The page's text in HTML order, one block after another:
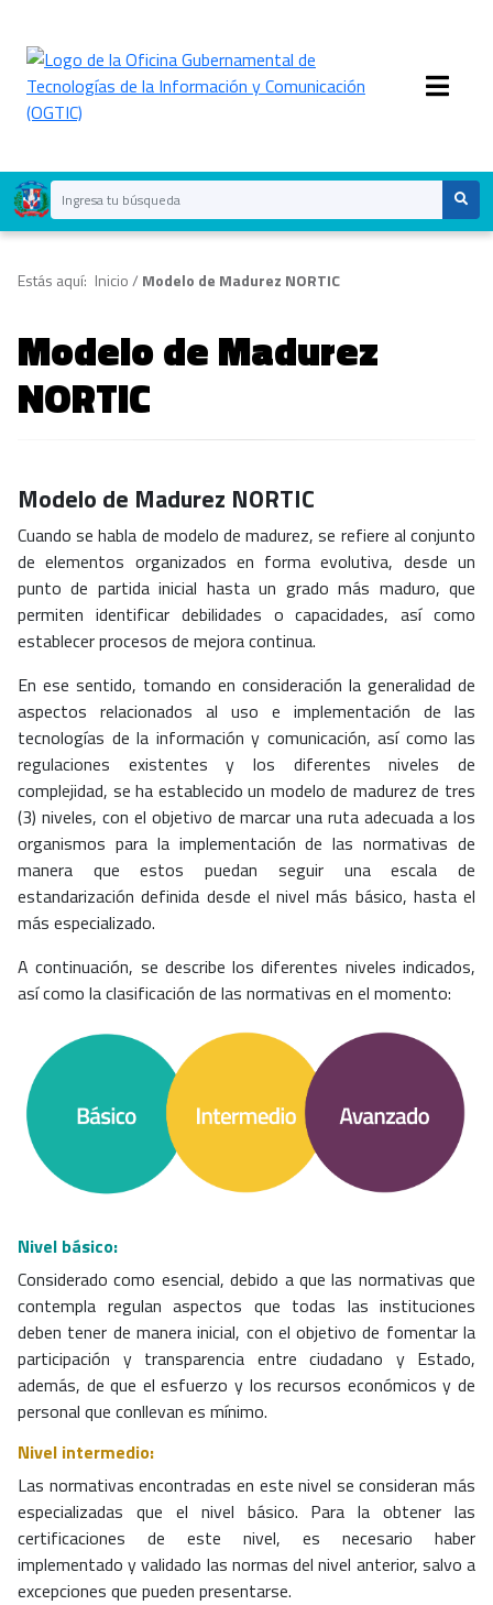
Estás aquí: Inicio/ Modelo de Madurez NORTIC
Modelo de Madurez
NORTIC
Modelo de Madurez NORTIC
Cuando se habla de modelo de madurez, se refiere al conjunto
de elementos organizados en forma evolutiva, desde un
punto de partida inicial hasta un grado más maduro, que
permiten identificar debilidades o capacidades, así como
establecer procesos de mejora continua.
En ese sentido, tomando en consideración la generalidad de
aspectos relacionados al uso e implementación de las
tecnologías de la información y comunicación, así como las
regulaciones existentes y los diferentes niveles de
complejidad, se ha establecido un modelo de madurez de tres
(3) niveles, con el objetivo de marcar una ruta adecuada a los
organismos para la implementación de las normativas de
manera que estos puedan seguir una escala de
estandarización definida desde el nivel más básico, hasta el
más especializado.
A continuación, se describe los diferentes niveles indicados,
así como la clasificación de las normativas en el momento:
Nivel básico:
Considerado como esencial, debido a que las normativas que
contempla regulan aspectos que todas las instituciones
deben tener de manera inicial, con el objetivo de fomentar la
participación y transparencia entre ciudadano y Estado,
además, de que el esfuerzo y los recursos económicos y de
personal que conllevan es mínimo.
Nivel intermedio:
Las normativas encontradas en este nivel se consideran más
especializadas que el nivel básico. Para la obtener las
certificaciones de este nivel, es necesario haber
implementado y validado las normas del nivel anterior, salvo a
excepciones que pueden presentarse.